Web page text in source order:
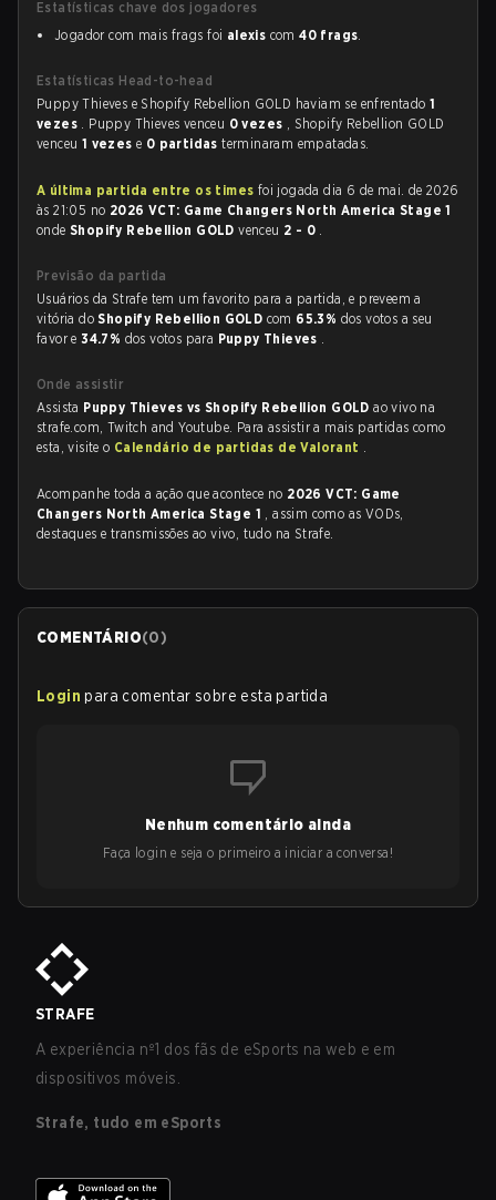
Estatísticas chave dos jogadores
Jogador com mais frags foi alexis com40 frags.
Estatísticas Head-to-head
Puppy Thieves e Shopify Rebellion GOLD haviam se enfrentado 1
vezes . Puppy Thieves venceu 0 vezes , Shopify Rebellion GOLD
venceu 1 vezese 0 partidasterminaram empatadas.
A última partida entre os times foi jogada dia 6 de mai. de 2026
às 21:05 no 2026 VCT: Game Changers North America Stage 1
onde Shopify Rebellion GOLDvenceu 2 - 0 .
Previsão da partida
Usuários da Strafe tem um favorito para a partida, e preveem a
vitória doShopify Rebellion GOLD com 65.3% dos votos a seu
favor e34.7% dos votos para Puppy Thieves .
Onde assistir
Assista Puppy Thieves vs Shopify Rebellion GOLDao vivo na
strafe.com, Twitch and Youtube. Para assistir a mais partidas como
esta, visite o Calendário de partidas de Valorant .
Acompanhe toda a ação que acontece no 2026 VCT: Game
Changers North America Stage 1 , assim como as VODs,
destaques e transmissões ao vivo, tudo na Strafe.
COMENTÁRIO(0)
Login para comentar sobre esta partida
Nenhum comentário ainda
Faça login e seja o primeiro a iniciar a conversa!
STRAFE
A experiência nº1 dos fãs de eSports na web e em
dispositivos móveis.
Strafe, tudo em eSports